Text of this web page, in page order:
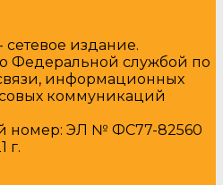
сетевое издание.
Федеральной службой по
информационных
коммуникаций
номер: ЭЛ № ФС77-82560
г.